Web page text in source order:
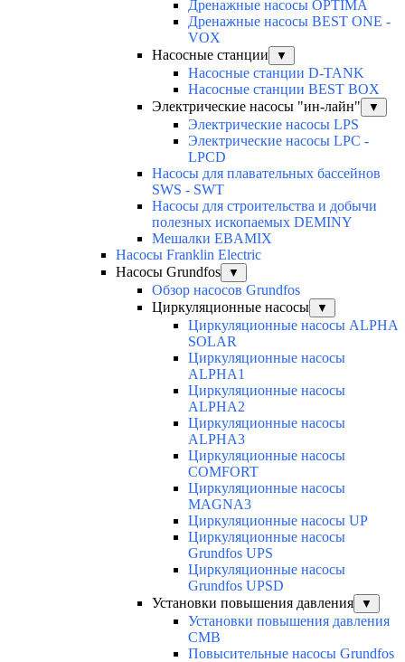
Дренажные насосы OPTIMA
Дренажные насосы BEST ONE -
VOX
Насосные станции
▼
Насосные станции D-TANK
Насосные станции BEST BOX
Электрические насосы "ин-лайн"
▼
Электрические насосы LPS
Электрические насосы LPC -
LPCD
Насосы для плавательных бассейнов
SWS - SWT
Насосы для строительства и добычи
полезных ископаемых DEMINY
Мешалки EBAMIX
Насосы Franklin Electric
Насосы Grundfos
▼
Обзор насосов Grundfos
Циркуляционные насосы
▼
Циркуляционные насосы ALPHA
SOLAR
Циркуляционные насосы
ALPHA1
Циркуляционные насосы
ALPHA2
Циркуляционные насосы
ALPHA3
Циркуляционные насосы
COMFORT
Циркуляционные насосы
MAGNA3
Циркуляционные насосы UP
Циркуляционные насосы
Grundfos UPS
Циркуляционные насосы
Grundfos UPSD
Установки повышения давления
▼
Установки повышения давления
CMB
Повысительные насосы Grundfos